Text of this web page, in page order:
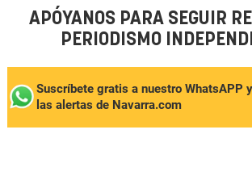
APÓYANOS PARA SEGUIR
PERIODISMO
Suscríbete gratis a nuestro WhatsAPP
las alertas de Navarra.com